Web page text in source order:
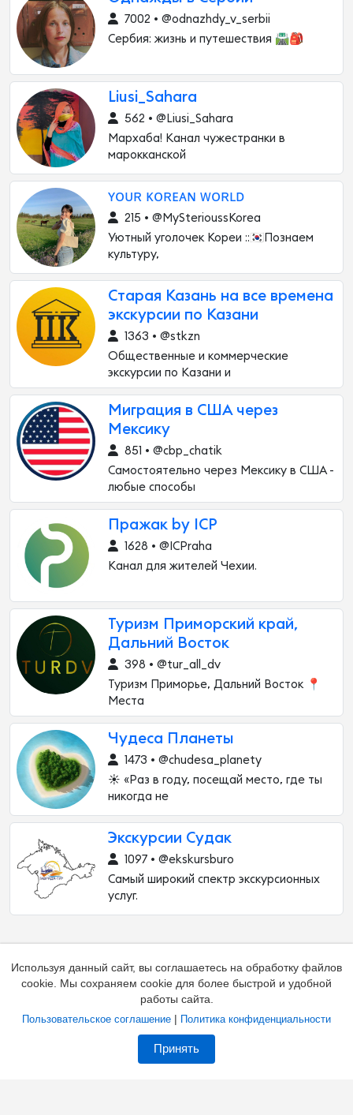
7002 • @odnazhdy_v_serbii
Сербия: жизнь и путешествия 🛣🎒
Liusi_Sahara
562 • @Liusi_Sahara
Мархаба! Канал чужестранки в
марокканской
ʏᴏᴜʀ ᴋᴏʀᴇᴀɴ ᴡᴏʀʟᴅ
215 • @MySterioussKorea
Уютный уголочек Кореи ::🇰🇷Познаем
культуру,
Старая Казань на все времена
экскурсии по Казани
1363 • @stkzn
Общественные и коммерческие
экскурсии по Казани и
Миграция в США через
Мексику
851 • @cbp_chatik
Самостоятельно через Мексику в США -
любые способы
Пражак by ICP
1628 • @ICPraha
Канал для жителей Чехии.
Туризм Приморский край,
Дальний Восток
398 • @tur_all_dv
Туризм Приморье, Дальний Восток 📍
Места
Чудеса Планеты
1473 • @chudesa_planety
☀️ «Раз в году, посещай место, где ты
никогда не
Экскурсии Судак
1097 • @ekskursburo
Самый широкий спектр экскурсионных
услуг.
Контакты
Используя данный сайт, вы соглашаетесь на обработку файлов
cookie. Мы сохраняем cookie для более быстрой и удобной
работы сайта.
Пользовательское соглашение | Политика конфиденциальности
Принять